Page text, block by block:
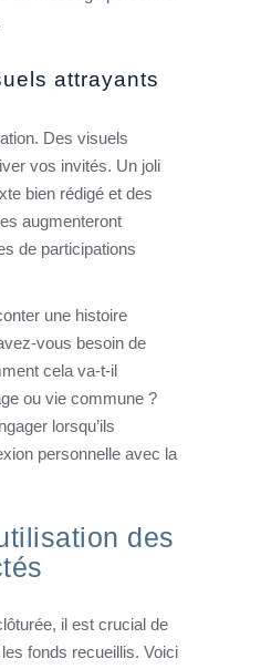
attrayants
Des visuels
vos invités. Un joli
bien rédigé et des
augmenteront
de participations
une histoire
vous besoin de
cela va-t-il
ou vie commune ?
lorsqu’ils
personnelle avec la
des
il est crucial de
fonds recueillis. Voici